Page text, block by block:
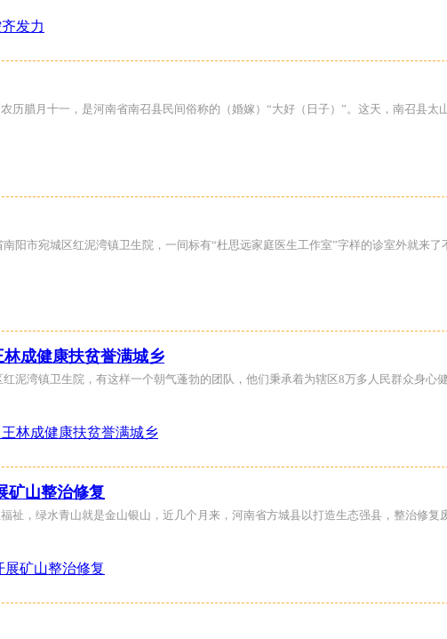
历腊月十一，是河南省南召县民间俗称的（婚嫁）“大好（日子）”。这天，南召县
阳市宛城区红泥湾镇卫生院，一间标有“杜思远家庭医生工作室”字样的诊室外就来
成健康扶贫誉满城乡
红泥湾镇卫生院，有这样一个朝气蓬勃的团队，他们秉承着为辖区8万多人民群众身
山整治修复
祉，绿水青山就是金山银山，近几个月来，河南省方城县以打造生态强县，整治修